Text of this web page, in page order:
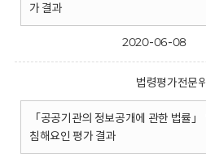
가 결과
2020-06-08
법령평가전문
「공공기관의 정보공개에 관한 법률
침해요인 평가 결과